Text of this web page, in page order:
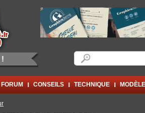
!
FORUM CONSEILS TECHNIQUE